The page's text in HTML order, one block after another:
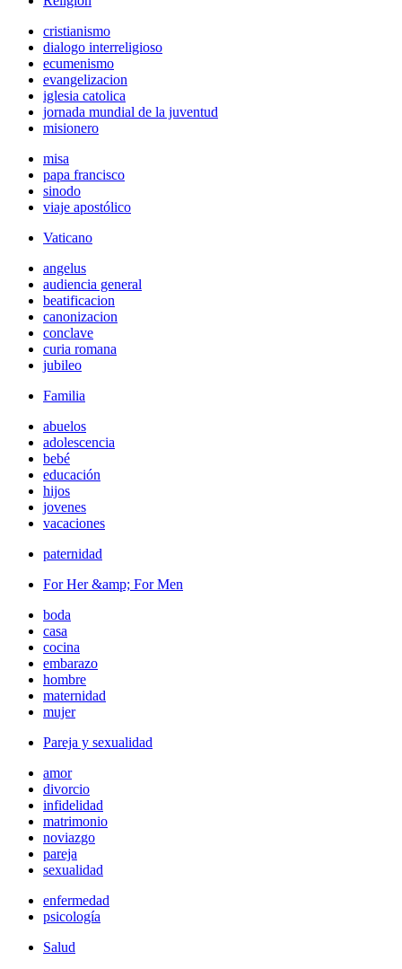
cristianismo
dialogo interreligioso
ecumenismo
evangelizacion
iglesia catolica
jornada mundial de la juventud
misionero
misa
papa francisco
sinodo
viaje apostólico
Vaticano
angelus
audiencia general
beatificacion
canonizacion
conclave
curia romana
jubileo
Familia
abuelos
adolescencia
bebé
educación
hijos
jovenes
vacaciones
paternidad
For Her &amp; For Men
boda
casa
cocina
embarazo
hombre
maternidad
mujer
Pareja y sexualidad
amor
divorcio
infidelidad
matrimonio
noviazgo
pareja
sexualidad
enfermedad
psicología
Salud